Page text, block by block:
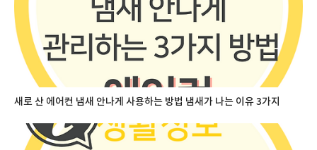
새로 산 에어컨 냄새 안나게 사용하는 방법 냄새가 나는 이유 3가지